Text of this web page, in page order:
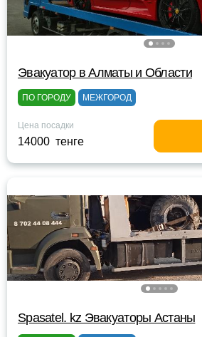
Эвакуатор в Алматы и Области
ПО ГОРОДУ МЕЖГОРОД
Цена посадки
14000 тенге
Spasatel. kz Эвакуаторы Астаны